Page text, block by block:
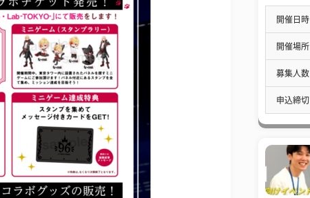
開催日時
開催場所
募集人数
申込締切